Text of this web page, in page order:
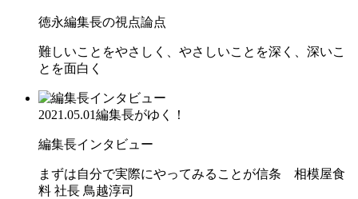
徳永編集長の視点論点
難しいことをやさしく、やさしいことを深く、深いこ
とを面白く
2021.05.01編集長がゆく！
編集長インタビュー
まずは自分で実際にやってみることが信条 相模屋食
料 社長 鳥越淳司